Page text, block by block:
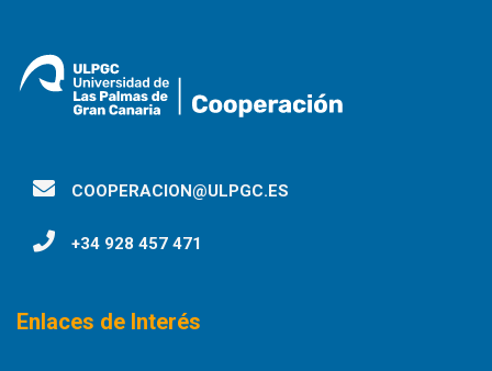
COOPERACION@ULPGC.ES
+34 928 457 471
Enlaces de Interés